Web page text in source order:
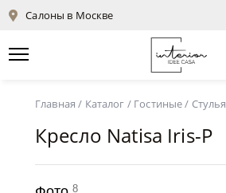
Салоны в Москве
Главная / Каталог / Гостиные/ Стулья
Кресло Natisa Iris-P
8